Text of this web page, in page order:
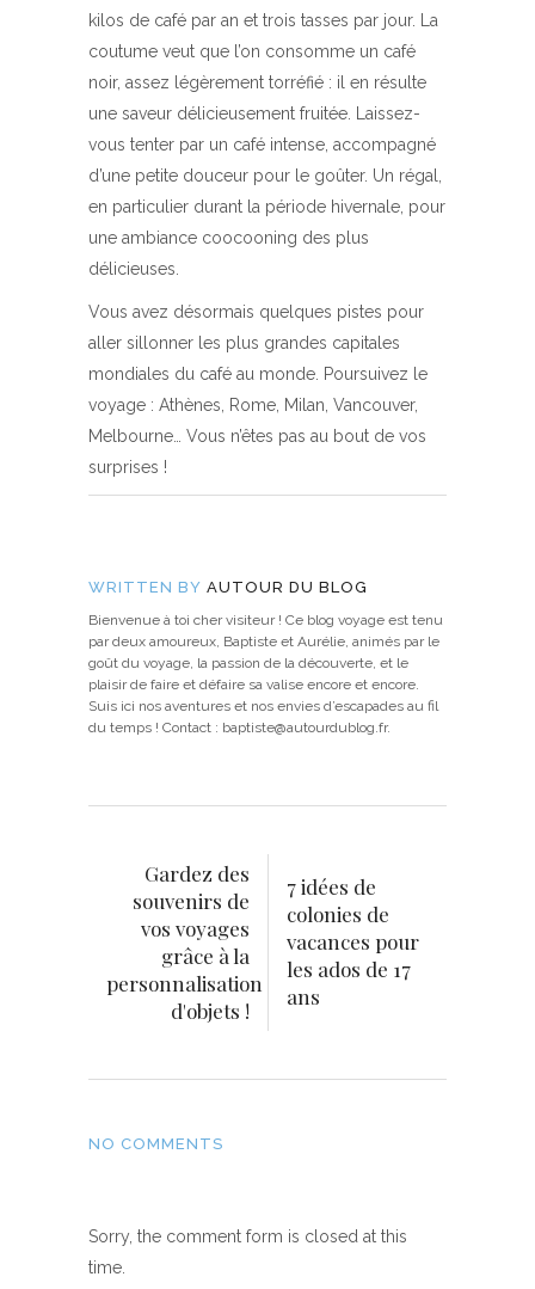
kilos de café par an et trois tasses par jour. La
coutume veut que l’on consomme un café
noir, assez légèrement torréfié : il en résulte
une saveur délicieusement fruitée. Laissez-
vous tenter par un café intense, accompagné
d’une petite douceur pour le goûter. Un régal,
en particulier durant la période hivernale, pour
une ambiance coocooning des plus
délicieuses.
Vous avez désormais quelques pistes pour
aller sillonner les plus grandes capitales
mondiales du café au monde. Poursuivez le
voyage : Athènes, Rome, Milan, Vancouver,
Melbourne… Vous n’êtes pas au bout de vos
surprises !
WRITTEN BY AUTOUR DU BLOG
Bienvenue à toi cher visiteur ! Ce blog voyage est tenu
par deux amoureux, Baptiste et Aurélie, animés par le
goût du voyage, la passion de la découverte, et le
plaisir de faire et défaire sa valise encore et encore.
Suis ici nos aventures et nos envies d’escapades au fil
du temps ! Contact : baptiste@autourdublog.fr.
Gardez des
souvenirs de
vos voyages
grâce à la
personnalisation
d'objets !
7 idées de
colonies de
vacances pour
les ados de 17
ans
NO COMMENTS
Sorry, the comment form is closed at this
time.